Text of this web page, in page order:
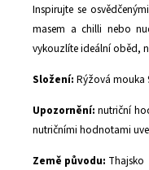
Inspirujte se
masem a chilli nebo
vykouzlíte ideální oběd,
Složení: Rýžová mouka
Upozornění: nutriční
nutričními hodnotami
Země původu: Thajsko